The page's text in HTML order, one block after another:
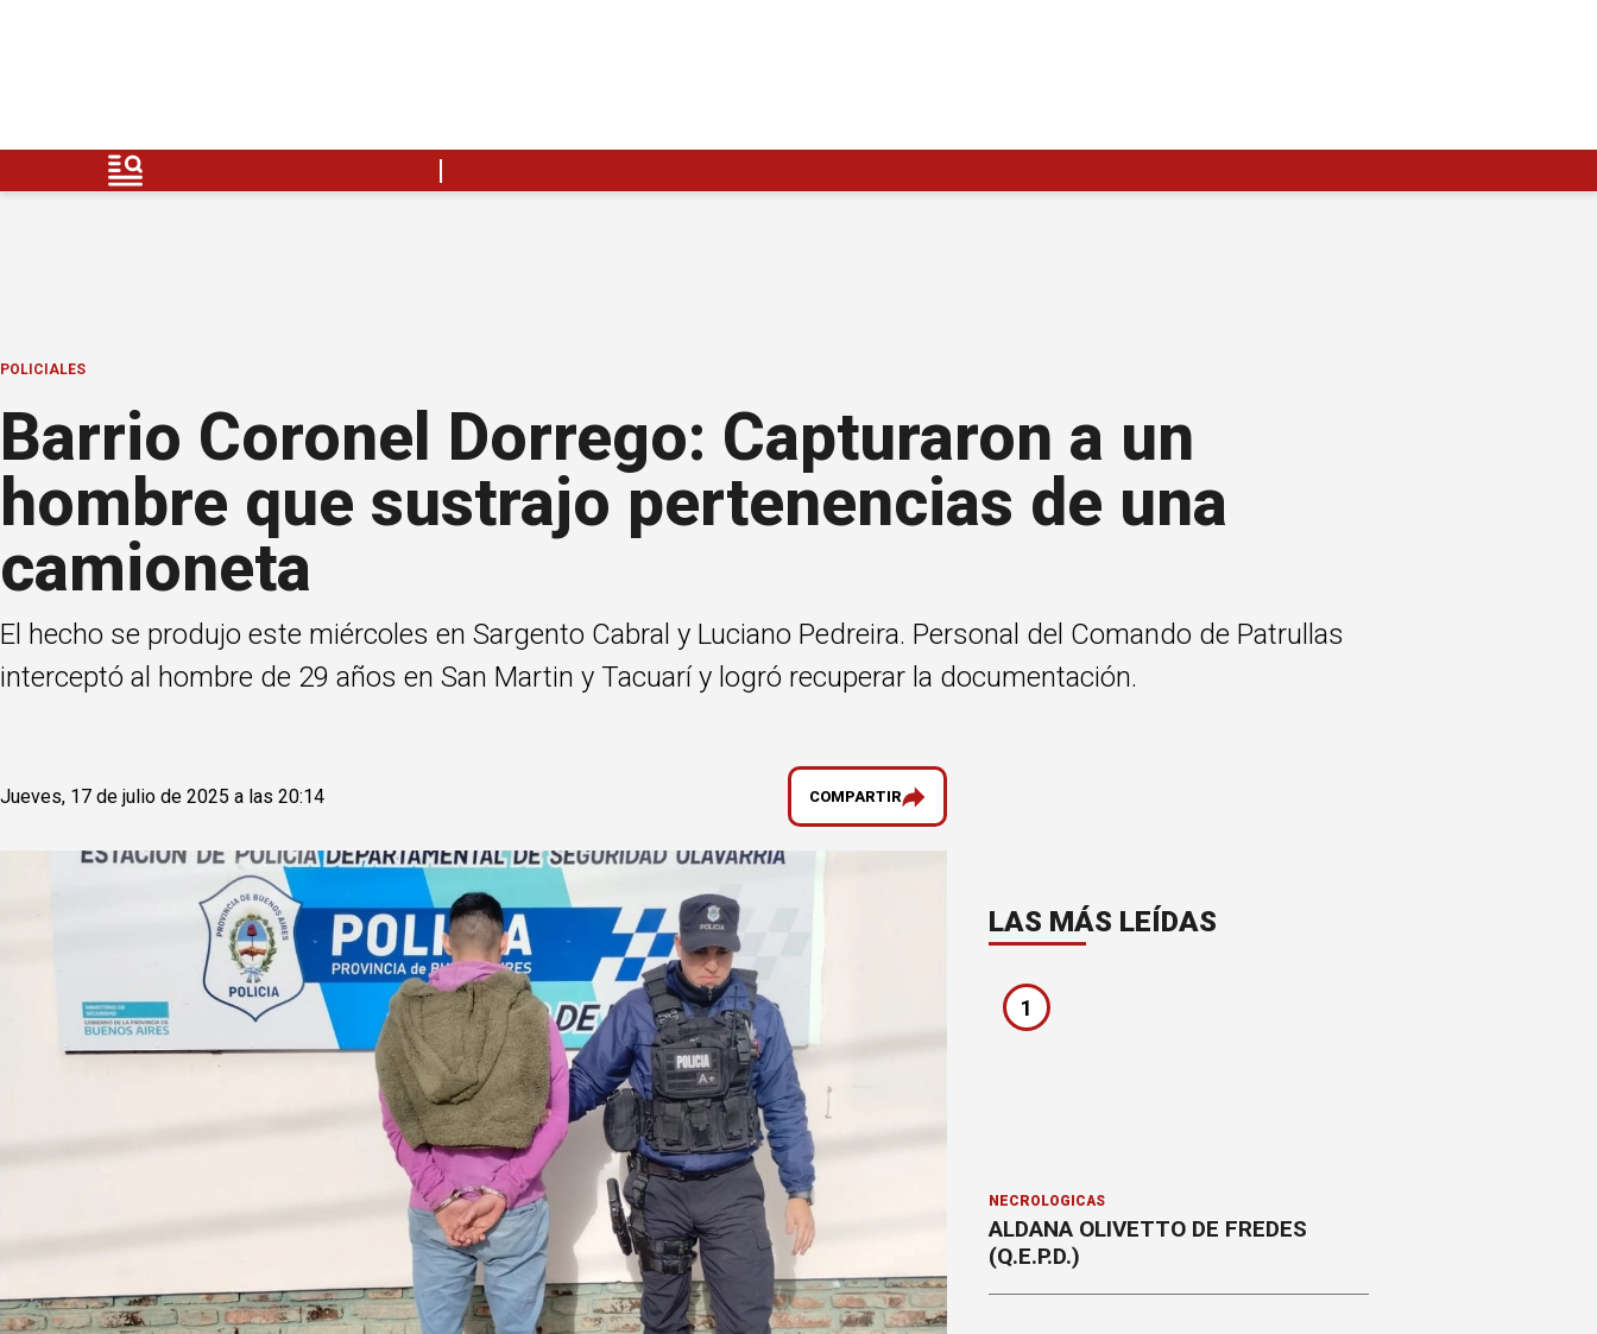
POLICIALES
Barrio Coronel Dorrego: Capturaron a un
hombre que sustrajo pertenencias de una
camioneta
El hecho se produjo este miércoles en Sargento Cabral y Luciano Pedreira. Personal del Comando de Patrullas
interceptó al hombre de 29 años en San Martin y Tacuarí y logró recuperar la documentación.
Jueves, 17 de julio de 2025 a las 20:14 COMPARTIR
LAS MÁS LEÍDAS
1
NECROLÓGICAS
ALDANA OLIVETTO DE FREDES
(Q.E.P.D.)